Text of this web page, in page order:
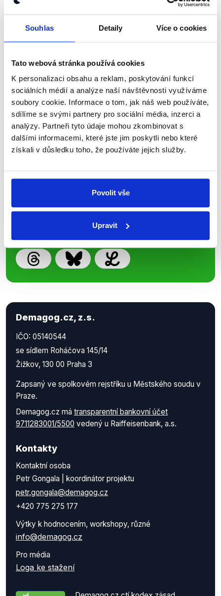
Souhlas Detaily Více o cookies
Tato webová stránka používá cookies
K personalizaci obsahu a reklam, poskytování funkcí
sociálních médií a analýze naší návštěvnosti využíváme
soubory cookie. Informace o tom, jak náš web používáte,
sdílíme se svými partnery pro sociální média, inzerci a
analýzy. Partneři tyto údaje mohou zkombinovat s
dalšími informacemi, které jste jim poskytli nebo které
získali v důsledku toho, že používáte jejich služby.
Povolit vše
Upravit
shrnutí nejzajímavějších článků a analýz.
Začněte nás odebírat, a mějte tak
přehled o tom, jaké dezinformace a
nepravdy se zrovna v Česku šíří.
Newsletter WhatsApp
Sociální sítě
z Demagog.cz. Sdílením našich
příspěvků přátelům podpoříte naši
práci.
Demagog.cz, z.s.
IČO: 05140544
se sídlem Roháčova 145/14
Žižkov, 130 00 Praha 3
Zapsaný ve spolkovém rejstříku u Městského soudu v
Praze.
Demagog.cz má transparentní bankovní účet
9711283001/5500 vedený u Raiffeisenbank, a.s.
Kontakty
Kontaktní osoba
Petr Gongala | koordinátor projektu
petr.gongala@demagog.cz
+420 775 275 177
Výtky k hodnocením, workshopy, různé
info@demagog.cz
Pro média
Loga ke stažení